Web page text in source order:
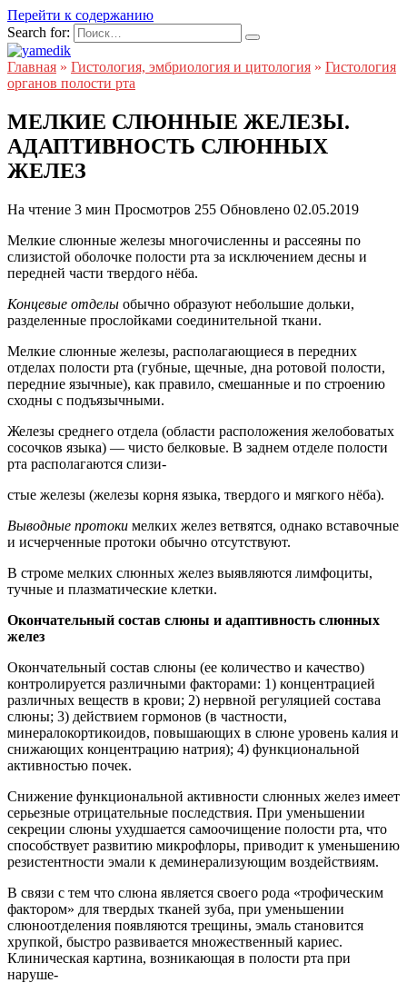
Перейти к содержанию
Search for:
Главная » Гистология, эмбриология и цитология » Гистология
органов полости рта
МЕЛКИЕ СЛЮННЫЕ ЖЕЛЕЗЫ.
АДАПТИВНОСТЬ СЛЮННЫХ
ЖЕЛЕЗ
На чтение 3 мин Просмотров 255 Обновлено 02.05.2019
Мелкие слюнные железы многочисленны и рассеяны по
слизистой оболочке полости рта за исключением десны и
передней части твердого нёба.
Концевые отделы обычно образуют небольшие дольки,
разделенные прослойками соединительной ткани.
Мелкие слюнные железы, располагающиеся в передних
отделах полости рта (губные, щечные, дна ротовой полости,
передние язычные), как правило, смешанные и по строению
сходны с подъязычными.
Железы среднего отдела (области расположения желобоватых
сосочков языка) — чисто белковые. В заднем отделе полости
рта располагаются слизи-
стые железы (железы корня языка, твердого и мягкого нёба).
Выводные протоки мелких желез ветвятся, однако вставочные
и исчерченные протоки обычно отсутствуют.
В строме мелких слюнных желез выявляются лимфоциты,
тучные и плазматические клетки.
Окончательный состав слюны и адаптивность слюнных
желез
Окончательный состав слюны (ее количество и качество)
контролируется различными факторами: 1) концентрацией
различных веществ в крови; 2) нервной регуляцией состава
слюны; 3) действием гормонов (в частности,
минералокортикоидов, повышающих в слюне уровень калия и
снижающих концентрацию натрия); 4) функциональной
активностью почек.
Снижение функциональной активности слюнных желез имеет
серьезные отрицательные последствия. При уменьшении
секреции слюны ухудшается самоочищение полости рта, что
способствует развитию микрофлоры, приводит к уменьшению
резистентности эмали к деминерализующим воздействиям.
В связи с тем что слюна является своего рода «трофическим
фактором» для твердых тканей зуба, при уменьшении
слюноотделения появляются трещины, эмаль становится
хрупкой, быстро развивается множественный кариес.
Клиническая картина, возникающая в полости рта при
наруше-